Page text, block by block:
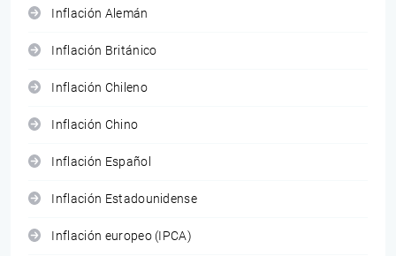
Inflación Alemán
Inflación Británico
Inflación Chileno
Inflación Chino
Inflación Español
Inflación Estadounidense
Inflación europeo (IPCA)